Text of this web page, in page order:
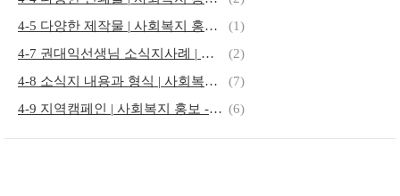
4-5 다양한 제작물 | 사회복지 홍보 -홍보매체
(1)
4-7 권대익선생님 소식지사례 | 사회복지 홍보 -홍보매체
(2)
4-8 소식지 내용과 형식 | 사회복지 홍보 -홍보매체
(7)
4-9 지역캠페인 | 사회복지 홍보 -홍보매체 (6)